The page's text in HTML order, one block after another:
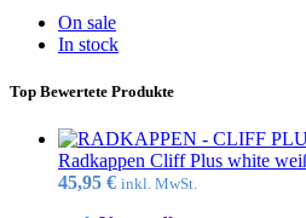
On sale
In stock
Top Bewertete Produkte
Radkappen Cliff Plus white
45,95 € inkl. MwSt.